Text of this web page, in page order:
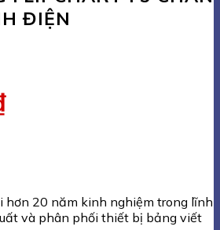
ĐIỆN
hơn 20 năm kinh nghiệm trong lĩnh
và phân phối thiết bị bảng viết